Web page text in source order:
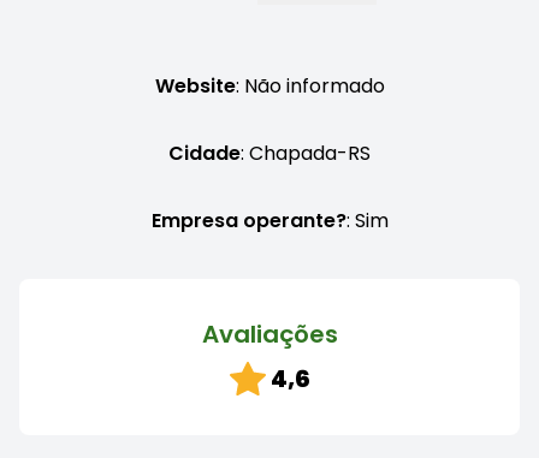
Website: Não informado
Cidade: Chapada-RS
Empresa operante?: Sim
Avaliações
4,6